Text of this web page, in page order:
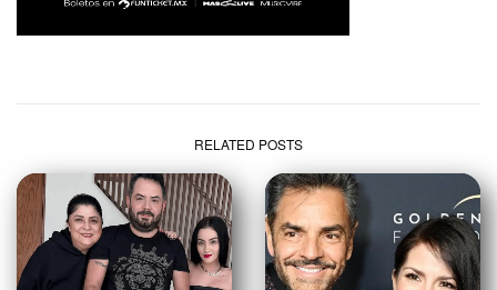
RELATED POSTS